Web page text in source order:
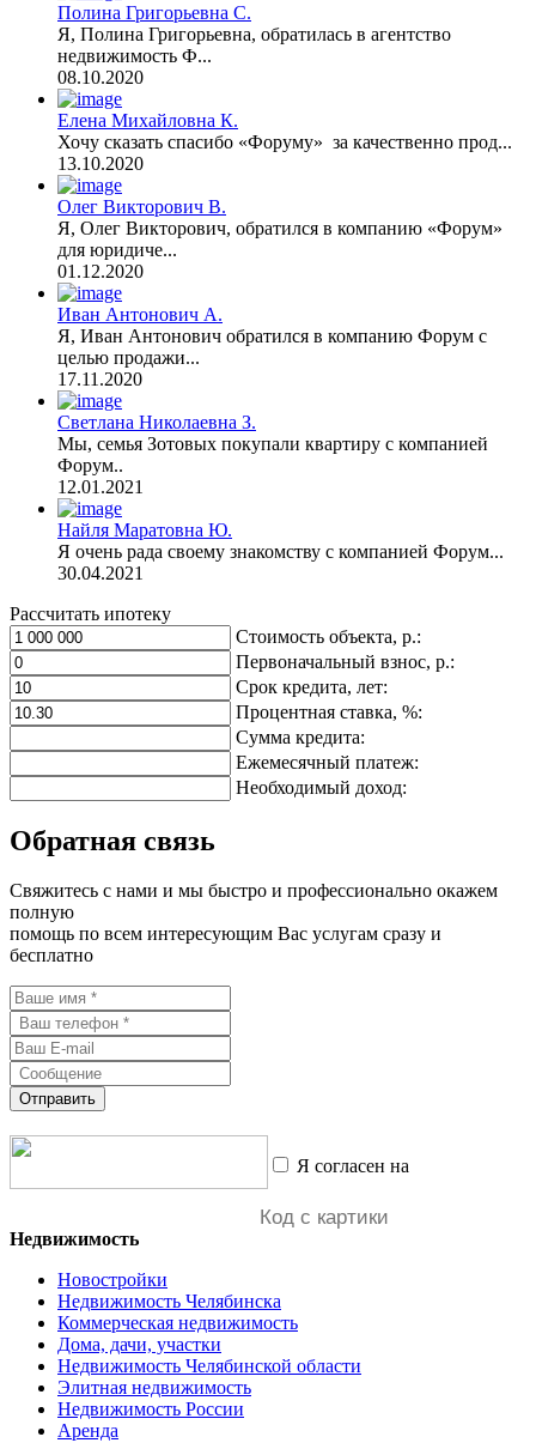
Полина Григорьевна С.
Я, Полина Григорьевна, обратилась в агентство
недвижимость Ф...
08.10.2020
Елена Михайловна К.
Хочу сказать спасибо «Форуму» за качественно прод...
13.10.2020
Олег Викторович В.
Я, Олег Викторович, обратился в компанию «Форум»
для юридиче...
01.12.2020
Иван Антонович А.
Я, Иван Антонович обратился в компанию Форум с
целью продажи...
17.11.2020
Светлана Николаевна З.
Мы, семья Зотовых покупали квартиру с компанией
Форум..
12.01.2021
Найля Маратовна Ю.
Я очень рада своему знакомству с компанией Форум...
30.04.2021
Рассчитать ипотеку
Стоимость объекта, р.:
Первоначальный взнос, р.:
Срок кредита, лет:
Процентная ставка, %:
Сумма кредита:
Ежемесячный платеж:
Необходимый доход:
Обратная связь
Свяжитесь с нами и мы быстро и профессионально окажем
полную
помощь по всем интересующим Вас услугам сразу и
бесплатно
Отправить
Я согласен на
Недвижимость
Новостройки
Недвижимость Челябинска
Коммерческая недвижимость
Дома, дачи, участки
Недвижимость Челябинской области
Элитная недвижимость
Недвижимость России
Аренда